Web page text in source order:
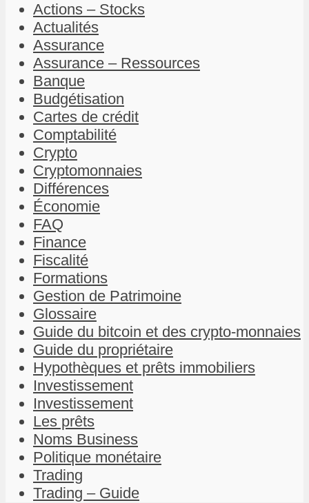
Actions – Stocks
Actualités
Assurance
Assurance – Ressources
Banque
Budgétisation
Cartes de crédit
Comptabilité
Crypto
Cryptomonnaies
Différences
Économie
FAQ
Finance
Fiscalité
Formations
Gestion de Patrimoine
Glossaire
Guide du bitcoin et des crypto-monnaies
Guide du propriétaire
Hypothèques et prêts immobiliers
Investissement
Investissement
Les prêts
Noms Business
Politique monétaire
Trading
Trading – Guide